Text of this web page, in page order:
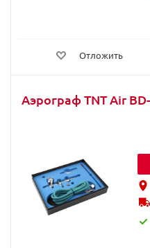
Отложить
Аэрограф TNT Air